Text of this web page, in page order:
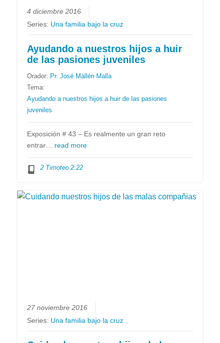
4 diciembre 2016
Series: Una familia bajo la cruz
Ayudando a nuestros hijos a huir
de las pasiones juveniles
Orador: Pr. José Mallén Malla
Tema:
Ayudando a nuestros hijos a huir de las pasiones
juveniles
Exposición # 43 – Es realmente un gran reto
entrar… read more
2 Timoteo 2:22
27 noviembre 2016
Series: Una familia bajo la cruz